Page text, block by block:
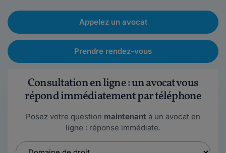
Appelez un avocat
Prendre rendez-vous
Consultation en ligne : un avocat vous
répond immédiatement par téléphone
Posez votre question maintenant à un avocat en
ligne : réponse immédiate.